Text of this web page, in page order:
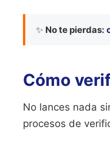
✨ No te pierdas:
Cómo
No lances nada
procesos de